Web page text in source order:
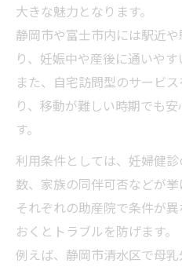
大きな魅力となります。
静岡市や富士市内には駅近
り、妊娠中や産後に通いやす
また、自宅訪問型のサービ
り、移動が難しい時期でも
す。
利用条件としては、妊婦健
数、家族の同伴可否などが挙
それぞれの助産院で条件が
おくとトラブルを防げます。
例えば、静岡市清水区で母